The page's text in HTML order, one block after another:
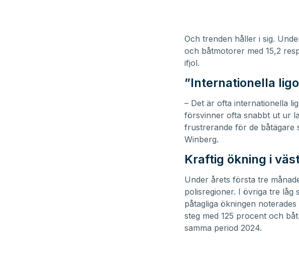
Och trenden håller i sig.
och båtmotorer med 15,2
ifjol.
”Internationella
– Det är ofta internationella
försvinner ofta snabbt ut ur
frustrerande för de båtägare
Winberg.
Kraftig ökning i
Under årets första tre
polisregioner. I övriga tre låg
påtagliga ökningen
steg med 125 procent och
samma period 2024.